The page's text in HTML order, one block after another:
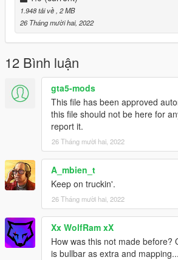
1.948 tải về , 2 MB
26 Tháng mười hai, 2022
12 Bình luận
gta5-mods
This file has been approved
this file should not be here for
report it.
26 Tháng mười hai, 2022
A_mbien_t
Keep on truckin'.
26 Tháng mười hai, 2022
Xx WolfRam xX
How was this not made before?
is bullbar as extra and mapping...